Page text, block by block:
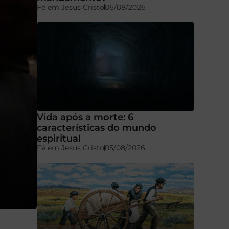
Fé em Jesus Cristo06/08/2026
Vida após a morte: 6
características do mundo
espiritual
Fé em Jesus Cristo05/08/2026